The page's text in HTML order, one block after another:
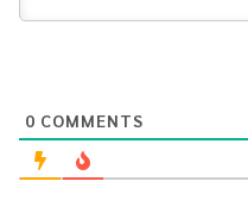
0 COMMENTS